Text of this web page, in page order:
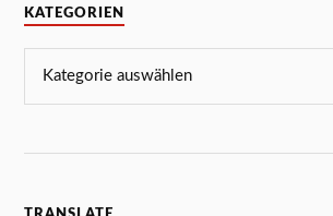
KATEGORIEN